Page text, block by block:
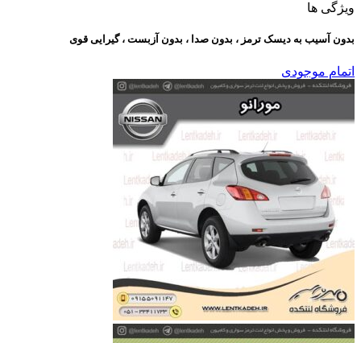
ویژگی ها
بدون آسیب به دیسک ترمز ، بدون صدا ، بدون آزبست ، گیرایی قوی​
اتمام موجودی